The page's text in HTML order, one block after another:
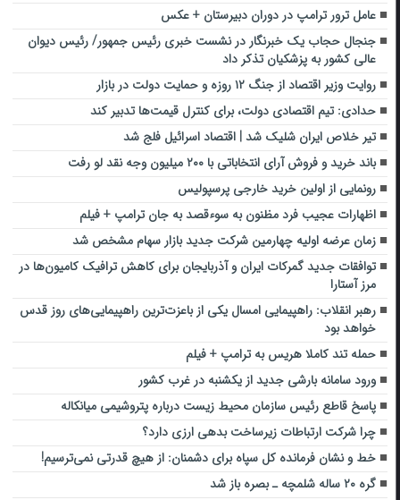
عامل ترور ترامپ در دوران دبیرستان + عکس
جنجال حجاب یک خبرنگار در نشست خبری رئیس جمهور/ رئیس دیوان
عالی کشور به پزشکیان تذکر داد
روایت وزیر اقتصاد از جنگ ۱۲ روزه و حمایت دولت در بازار
حدادی: تیم اقتصادی دولت، برای کنترل قیمت‌ها تدبیر کند
تیر خلاص ایران شلیک شد | اقتصاد اسرائیل فلج شد
باند خرید و فروش آرای انتخاباتی با ۲۰۰ میلیون وجه نقد لو رفت
رونمایی از اولین خرید خارجی پرسپولیس
اظهارات عجیب فرد مظنون به سوءقصد به جان ترامپ + فیلم
زمان عرضه اولیه چهارمین شرکت جدید بازار سهام مشخص شد
توافقات جدید گمرکات ایران و آذربایجان برای کاهش ترافیک کامیون‌ها در
مرز آستارا
رهبر انقلاب: راهپیمایی امسال یکی از باعزت‌ترین راهپیمایی‌های روز قدس
خواهد بود
حمله تند کاملا هریس به ترامپ + فیلم
ورود سامانه بارشی جدید از یکشنبه در غرب کشور
پاسخ قاطع رئیس سازمان محیط زیست درباره پتروشیمی میانکاله
چرا شرکت ارتباطات زیرساخت بدهی ارزی دارد؟
خط و نشان فرمانده کل سپاه برای دشمنان: از هیچ قدرتی نمی‌ترسیم!
گره ۲۰ ساله شلمچه ـ بصره باز شد